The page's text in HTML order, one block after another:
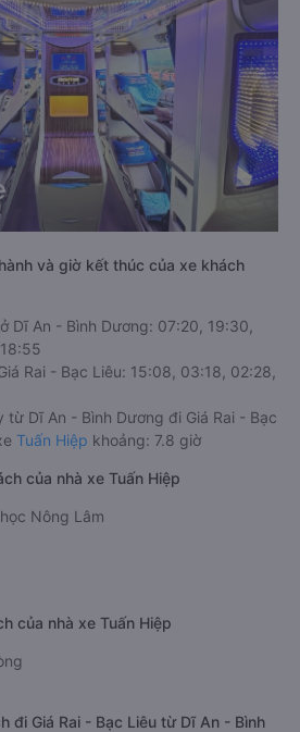
và giờ kết thúc của xe khách
Dĩ An - Bình Dương: 07:20, 19:30,
Rai - Bạc Liêu: 15:08, 03:18, 02:28,
từ Dĩ An - Bình Dương đi Giá Rai - Bạc
Tuấn Hiệp khoảng: 7.8 giờ
của nhà xe Tuấn Hiệp
Nông Lâm
của nhà xe Tuấn Hiệp
đi Giá Rai - Bạc Liêu từ Dĩ An - Bình